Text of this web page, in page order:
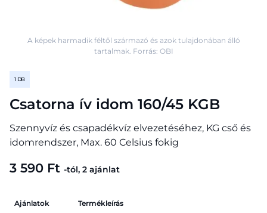
1 DB
Csatorna ív idom 160/45 KGB
Szennyvíz és csapadékvíz elvezetéséhez, KG cső és
idomrendszer, Max. 60 Celsius fokig
3 590 Ft -tól, 2 ajánlat
A képek harmadik féltől származó és azok tulajdonában álló
tartalmak. Forrás: OBI
Ajánlatok Termékleírás